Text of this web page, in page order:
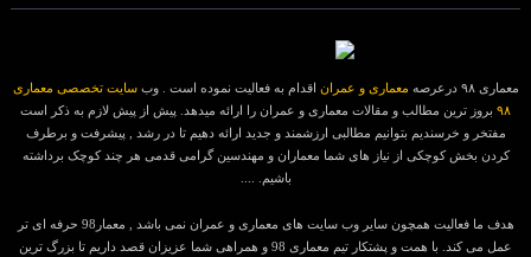
معماری ۹۸ درعرصه معماری و عمران اقدام به فعالیت نموده است . وبسایت تخصصی معماری
۹۸ بروز ترین مطالب و مقالات معماری و عمران را ارائه میدهد. پیش از پیش لازم به ذکر است
مفتخر و خرسندیم بتوانیم مطالبی ارزشمند و جدید ارائه دهیم تا در رشد , پیشرفت و برطرف
کردن بخش کوچکی از نیاز های شما معماران و مهندسین گرامی قدمی هر چند کوچک برداشته
باشیم. ....
هدف ما فعالیت همچون سایر وب سایت های معماری و عمران نمی باشد , معمار98 حرفه ای تر
عمل می کند. با همت و پشتکار تیم معماری 98 و همراهی شما عزیزان قصد داریم تا بزرگ ترین